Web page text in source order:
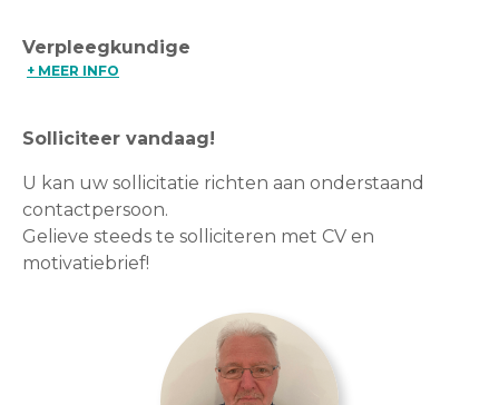
Verpleegkundige
+ MEER INFO
Solliciteer vandaag!
U kan uw sollicitatie richten aan onderstaand
contactpersoon.
Gelieve steeds te solliciteren met CV en
motivatiebrief!